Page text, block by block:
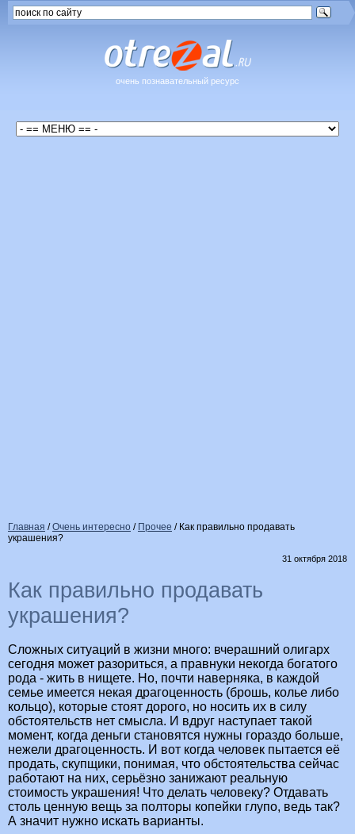
очень познавательный ресурс
Главная /Очень интересно / Прочее / Как правильно продавать
украшения?
31 октября 2018
Как правильно продавать
украшения?
Сложных ситуаций в жизни много: вчерашний олигарх
сегодня может разориться, а правнуки некогда богатого
рода - жить в нищете. Но, почти наверняка, в каждой
семье имеется некая драгоценность (брошь, колье либо
кольцо), которые стоят дорого, но носить их в силу
обстоятельств нет смысла. И вдруг наступает такой
момент, когда деньги становятся нужны гораздо больше,
нежели драгоценность. И вот когда человек пытается её
продать, скупщики, понимая, что обстоятельства сейчас
работают на них, серьёзно занижают реальную
стоимость украшения! Что делать человеку? Отдавать
столь ценную вещь за полторы копейки глупо, ведь так?
А значит нужно искать варианты.